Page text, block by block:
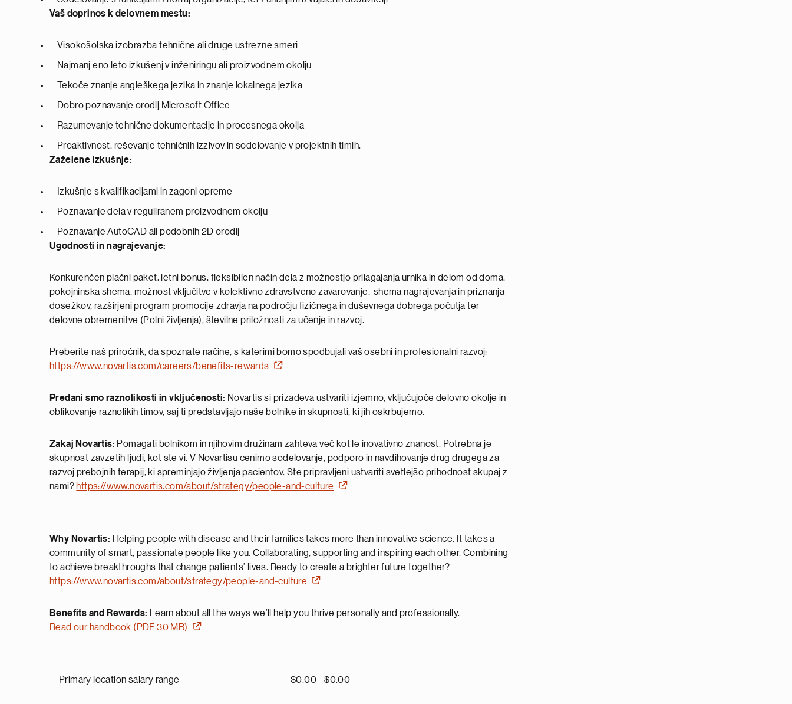
Vaš doprinos k delovnem mestu:
Visokošolska izobrazba tehnične ali druge ustrezne smeri
Najmanj eno leto izkušenj v inženiringu ali proizvodnem okolju
Tekoče znanje angleškega jezika in znanje lokalnega jezika
Dobro poznavanje orodij Microsoft Office
Razumevanje tehnične dokumentacije in procesnega okolja
Proaktivnost, reševanje tehničnih izzivov in sodelovanje v projektnih timih.
Zaželene izkušnje:
Izkušnje s kvalifikacijami in zagoni opreme
Poznavanje dela v reguliranem proizvodnem okolju
Poznavanje AutoCAD ali podobnih 2D orodij
Ugodnosti in nagrajevanje:
Konkurenčen plačni paket, letni bonus, fleksibilen način dela z možnostjo prilagajanja urnika in delom od doma,
pokojninska shema, možnost vključitve v kolektivno zdravstveno zavarovanje, shema nagrajevanja in priznanja
dosežkov, razširjeni program promocije zdravja na področju fizičnega in duševnega dobrega počutja ter
delovne obremenitve (Polni življenja), številne priložnosti za učenje in razvoj.
Preberite naš priročnik, da spoznate načine, s katerimi bomo spodbujali vaš osebni in profesionalni razvoj:
https://www.novartis.com/careers/benefits-rewards
Predani smo raznolikosti in vključenosti: Novartis si prizadeva ustvariti izjemno, vključujoče delovno okolje in
oblikovanje raznolikih timov, saj ti predstavljajo naše bolnike in skupnosti, ki jih oskrbujemo.
Zakaj Novartis: Pomagati bolnikom in njihovim družinam zahteva več kot le inovativno znanost. Potrebna je
skupnost zavzetih ljudi, kot ste vi. V Novartisu cenimo sodelovanje, podporo in navdihovanje drug drugega za
razvoj prebojnih terapij, ki spreminjajo življenja pacientov. Ste pripravljeni ustvariti svetlejšo prihodnost skupaj z
nami? https://www.novartis.com/about/strategy/people-and-culture
Why Novartis: Helping people with disease and their families takes more than innovative science. It takes a
community of smart, passionate people like you. Collaborating, supporting and inspiring each other. Combining
to achieve breakthroughs that change patients’ lives. Ready to create a brighter future together?
https://www.novartis.com/about/strategy/people-and-culture
Benefits and Rewards: Learn about all the ways we’ll help you thrive personally and professionally.
Read our handbook (PDF 30 MB)
Primary location salary range $0.00 - $0.00